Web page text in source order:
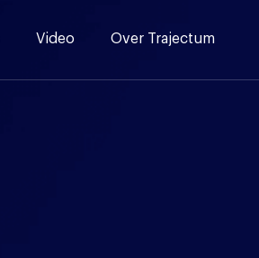
Video Over Trajectum